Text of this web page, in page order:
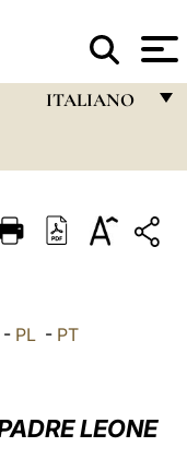
ITALIANO
ITALIANO
العربيّة
- PL - PT
LEONE